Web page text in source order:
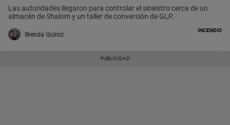
Las autoridades llegaron para controlar el siniestro cerca de un
almacén de Shalom y un taller de conversión de GLP.
Brenda Quiroz
Incendio